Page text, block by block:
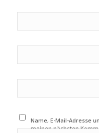
Name, E-Mail-Adresse
meinen nächsten